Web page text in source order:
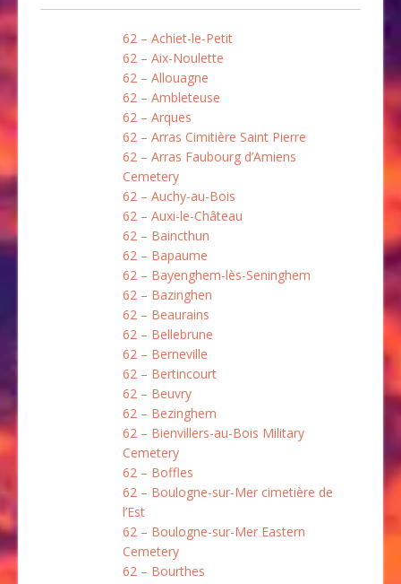
62 – Achiet-le-Petit
62 – Aix-Noulette
62 – Allouagne
62 – Ambleteuse
62 – Arques
62 – Arras Cimitière Saint Pierre
62 – Arras Faubourg d’Amiens
Cemetery
62 – Auchy-au-Bois
62 – Auxi-le-Château
62 – Baincthun
62 – Bapaume
62 – Bayenghem-lès-Seninghem
62 – Bazinghen
62 – Beaurains
62 – Bellebrune
62 – Berneville
62 – Bertincourt
62 – Beuvry
62 – Bezinghem
62 – Bienvillers-au-Bois Military
Cemetery
62 – Boffles
62 – Boulogne-sur-Mer cimetière de
l’Est
62 – Boulogne-sur-Mer Eastern
Cemetery
62 – Bourthes